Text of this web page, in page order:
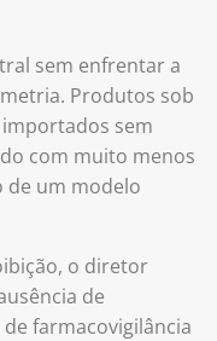
sem enfrentar a
Produtos sob
sem
com muito menos
de um modelo
o diretor
de
farmacovigilância